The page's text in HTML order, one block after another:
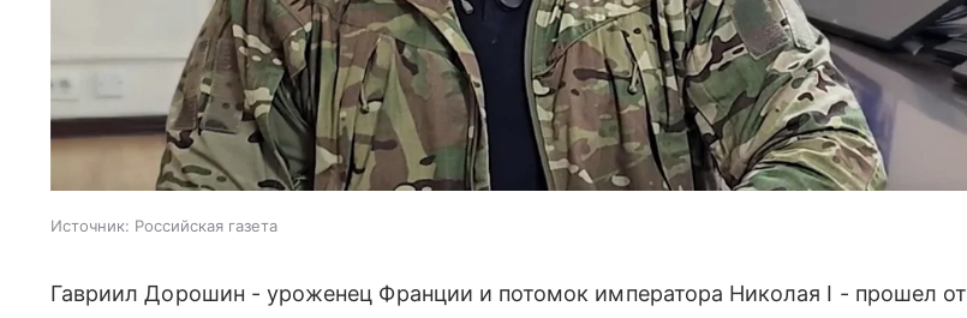
Источник: Российская газета
Гавриил Дорошин - уроженец Франции и потомок императора Николая I - прошел от